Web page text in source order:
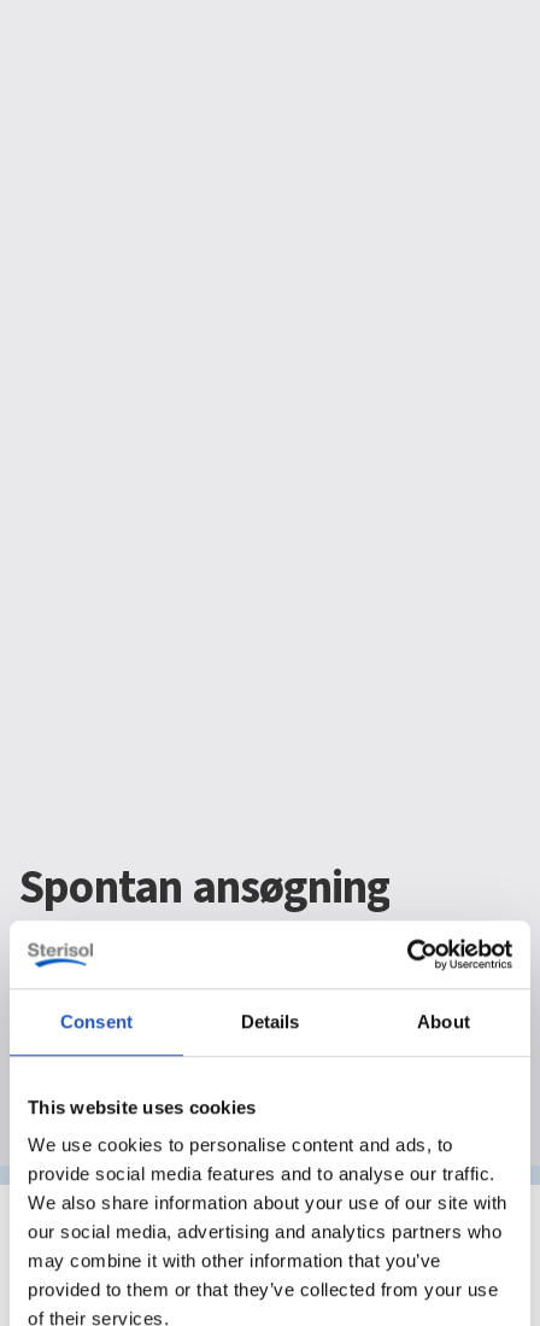
Consent Details About
This website uses cookies
We use cookies to personalise content and ads, to
provide social media features and to analyse our traffic.
We also share information about your use of our site with
our social media, advertising and analytics partners who
may combine it with other information that you’ve
provided to them or that they’ve collected from your use
of their services.
Spontan ansøgning
Vi er altid på udkig efter nye talenter til vores
team! Har du lyst til at arbejde med bæredygtige
en uopfordret ansøgning.
Send en spontan ansøgning